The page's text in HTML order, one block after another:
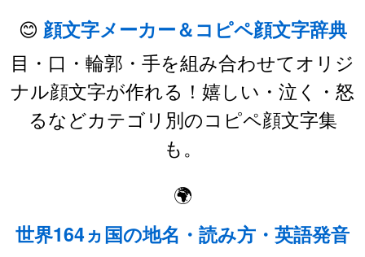
😊 顔文字メーカー＆コピペ顔文字辞典
目・口・輪郭・手を組み合わせてオリジ
ナル顔文字が作れる！嬉しい・泣く・怒
るなどカテゴリ別のコピペ顔文字集
も。
🌍
世界164ヵ国の地名・読み方・英語発音